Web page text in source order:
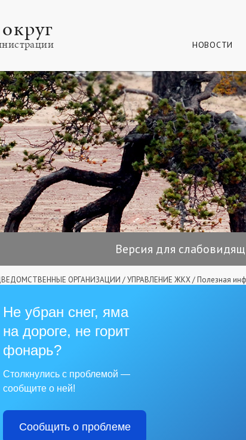
НОВОСТИ
Версия для
ОРГАНИЗАЦИИ /УПРАВЛЕНИЕ ЖКХ/ Полезная
Не убран снег, яма
на дороге, не горит
фонарь?
Столкнулись с проблемой —
сообщите о ней!
Сообщить о проблеме